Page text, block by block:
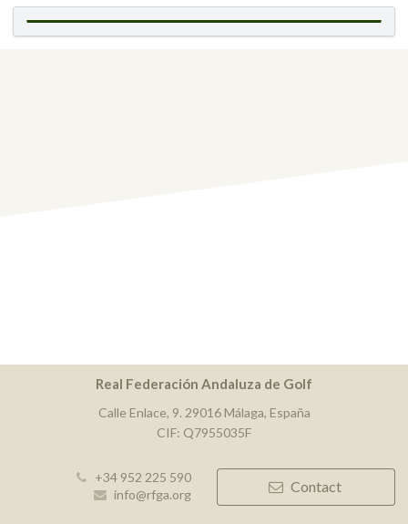
Real Federación Andaluza de Golf
Calle Enlace, 9. 29016 Málaga, España
CIF: Q7955035F
+34 952 225 590
info@rfga.org
Contact